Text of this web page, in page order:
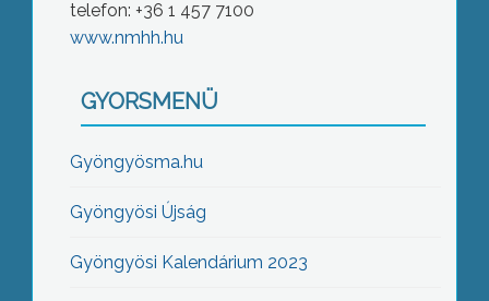
telefon: +36 1 457 7100
www.nmhh.hu
GYORSMENÜ
Gyöngyösma.hu
Gyöngyösi Újság
Gyöngyösi Kalendárium 2023